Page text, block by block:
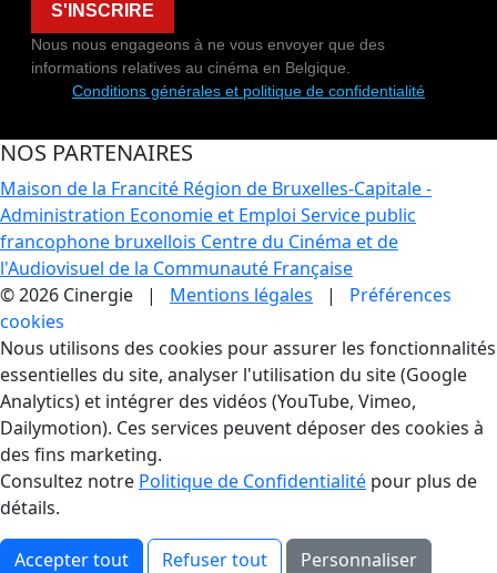
S'INSCRIRE
Nous nous engageons à ne vous envoyer que des
informations relatives au cinéma en Belgique.
Conditions générales et politique de confidentialité
NOS PARTENAIRES
Maison de la Francité Région de Bruxelles-Capitale -
Administration Economie et Emploi Service public
francophone bruxellois Centre du Cinéma et de
l'Audiovisuel de la Communauté Française
© 2026 Cinergie | Mentions légales | Préférences
cookies
Gestion des Cookies
Nous utilisons des cookies pour assurer les fonctionnalités
essentielles du site, analyser l'utilisation du site (Google
Analytics) et intégrer des vidéos (YouTube, Vimeo,
Dailymotion). Ces services peuvent déposer des cookies à
des fins marketing.
Consultez notre Politique de Confidentialité pour plus de
détails.
Accepter tout Refuser tout Personnaliser